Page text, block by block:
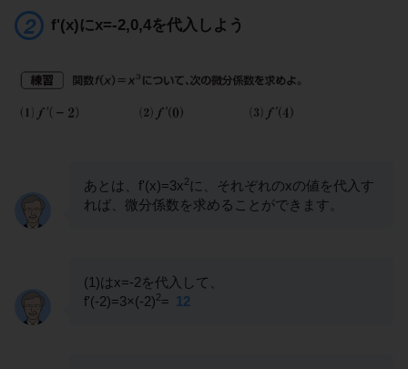
f'(x)にx=-2,0,4を代入しよう
あとは、f'(x)=3x2 に、それぞれのxの値を代入す
れば、微分係数を求めることができます。
(1)はx=-2を代入して、
f'(-2)=3×(-2)2= 12